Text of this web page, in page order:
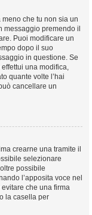
che tu non sia un
messaggio premendo il
Puoi modificare un
dopo il suo
in questione. Se
una modifica,
quante volte l’hai
cancellare un
crearne una tramite il
selezionare
possibile
l’apposita voce nel
che una firma
la casella per